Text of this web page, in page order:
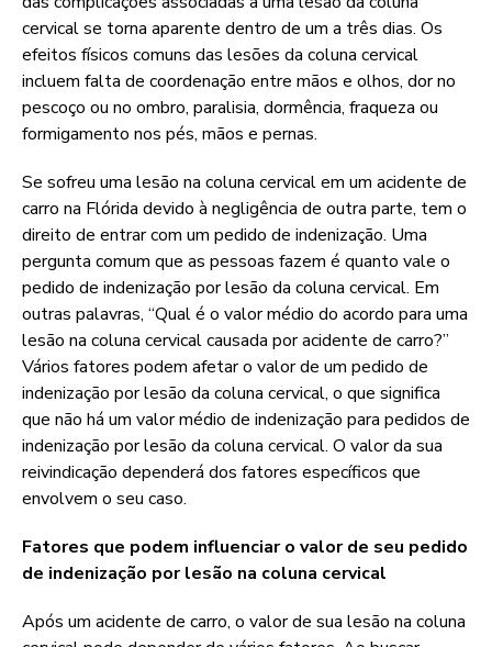
cervical se torna aparente dentro de um a três dias. Os
efeitos físicos comuns das lesões da coluna cervical
incluem falta de coordenação entre mãos e olhos, dor no
pescoço ou no ombro, paralisia, dormência, fraqueza ou
formigamento nos pés, mãos e pernas.
Se sofreu uma lesão na coluna cervical em um acidente de
carro na Flórida devido à negligência de outra parte, tem o
direito de entrar com um pedido de indenização. Uma
pergunta comum que as pessoas fazem é quanto vale o
pedido de indenização por lesão da coluna cervical. Em
outras palavras, “Qual é o valor médio do acordo para uma
lesão na coluna cervical causada por acidente de carro?”
Vários fatores podem afetar o valor de um pedido de
indenização por lesão da coluna cervical, o que significa
que não há um valor médio de indenização para pedidos de
indenização por lesão da coluna cervical. O valor da sua
reivindicação dependerá dos fatores específicos que
envolvem o seu caso.
Fatores que podem influenciar o valor de seu pedido
de indenização por lesão na coluna cervical
Após um acidente de carro, o valor de sua lesão na coluna